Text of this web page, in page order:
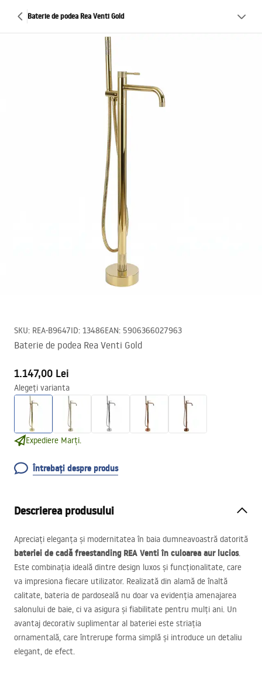
Baterie de podea Rea Venti Gold
SKU: REA-B9647ID: 13486EAN: 5906366027963
Baterie de podea Rea Venti Gold
1.147,00 Lei
Alegeți varianta
Expediere Marți.
Întrebați despre produs
Descrierea produsului
Apreciați eleganța și modernitatea în baia dumneavoastră datorită
bateriei de cadă freestanding REA Venti în culoarea aur lucios.
Este combinația ideală dintre design luxos și funcționalitate, care
va impresiona fiecare utilizator. Realizată din alamă de înaltă
calitate, bateria de pardoseală nu doar va evidenția amenajarea
salonului de baie, ci va asigura și fiabilitate pentru mulți ani. Un
avantaj decorativ suplimentar al bateriei este striația
ornamentală, care întrerupe forma simplă și introduce un detaliu
elegant, de efect.